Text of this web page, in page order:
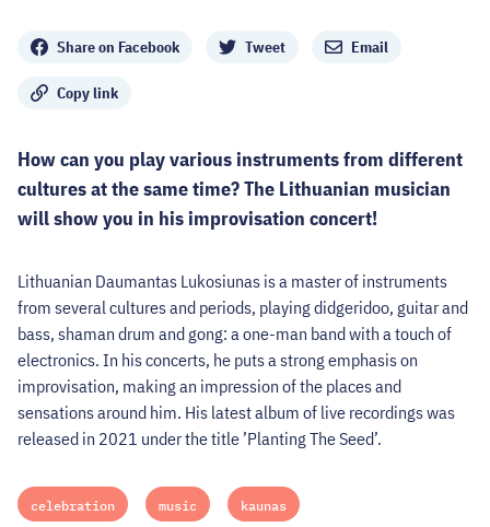
Share on Facebook Tweet Email
Copy link
How can you play various instruments from different
cultures at the same time? The Lithuanian musician
will show you in his improvisation concert!
Lithuanian Daumantas Lukosiunas is a master of instruments
from several cultures and periods, playing didgeridoo, guitar and
bass, shaman drum and gong: a one-man band with a touch of
electronics. In his concerts, he puts a strong emphasis on
improvisation, making an impression of the places and
sensations around him. His latest album of live recordings was
released in 2021 under the title ’Planting The Seed’.
celebration music kaunas